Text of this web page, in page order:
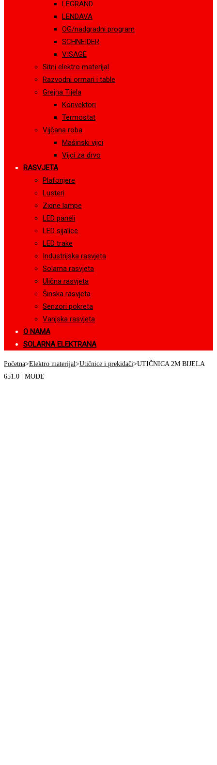
LEGRAND
LENDAVA
OG/nadgradni program
SCHNEIDER
VISAGE
Sitni elektro materijal
Razvodni ormari i table
Grejna Tijela
Konvektori
Termostat
Vijčana roba
Mašinski vijci
Vijci za drvo
RASVJETA
Plafonjere
Lusteri
Zidne lampe
LED paneli
LED sijalice
LED trake
Industrijska rasvjeta
Solarna rasvjeta
Ulična rasvjeta
Šinska rasvjeta
Senzori pokreta
Vanjska rasvjeta
O NAMA
SOLARNA ELEKTRANA
Početna>Elektro materijal>Utičnice i prekidači>UTIČNICA 2M BIJELA
651.0 | MODE